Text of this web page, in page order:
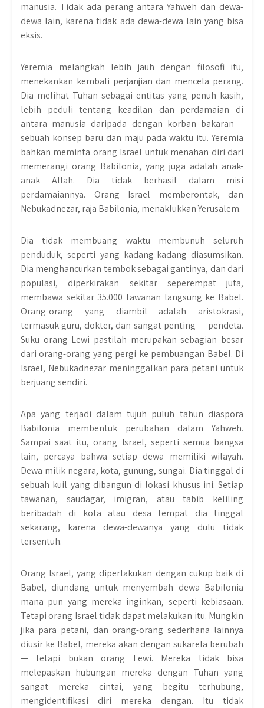
manusia. Tidak ada perang antara Yahweh dan dewa-
dewa lain, karena tidak ada dewa-dewa lain yang bisa
eksis.
Yeremia melangkah lebih jauh dengan filosofi itu,
menekankan kembali perjanjian dan mencela perang.
Dia melihat Tuhan sebagai entitas yang penuh kasih,
lebih peduli tentang keadilan dan perdamaian di
antara manusia daripada dengan korban bakaran –
sebuah konsep baru dan maju pada waktu itu. Yeremia
bahkan meminta orang Israel untuk menahan diri dari
memerangi orang Babilonia, yang juga adalah anak-
anak Allah. Dia tidak berhasil dalam misi
perdamaiannya. Orang Israel memberontak, dan
Nebukadnezar, raja Babilonia, menaklukkan Yerusalem.
Dia tidak membuang waktu membunuh seluruh
penduduk, seperti yang kadang-kadang diasumsikan.
Dia menghancurkan tembok sebagai gantinya, dan dari
populasi, diperkirakan sekitar seperempat juta,
membawa sekitar 35.000 tawanan langsung ke Babel.
Orang-orang yang diambil adalah aristokrasi,
termasuk guru, dokter, dan sangat penting — pendeta.
Suku orang Lewi pastilah merupakan sebagian besar
dari orang-orang yang pergi ke pembuangan Babel. Di
Israel, Nebukadnezar meninggalkan para petani untuk
berjuang sendiri.
Apa yang terjadi dalam tujuh puluh tahun diaspora
Babilonia membentuk perubahan dalam Yahweh.
Sampai saat itu, orang Israel, seperti semua bangsa
lain, percaya bahwa setiap dewa memiliki wilayah.
Dewa milik negara, kota, gunung, sungai. Dia tinggal di
sebuah kuil yang dibangun di lokasi khusus ini. Setiap
tawanan, saudagar, imigran, atau tabib keliling
beribadah di kota atau desa tempat dia tinggal
sekarang, karena dewa-dewanya yang dulu tidak
tersentuh.
Orang Israel, yang diperlakukan dengan cukup baik di
Babel, diundang untuk menyembah dewa Babilonia
mana pun yang mereka inginkan, seperti kebiasaan.
Tetapi orang Israel tidak dapat melakukan itu. Mungkin
jika para petani, dan orang-orang sederhana lainnya
diusir ke Babel, mereka akan dengan sukarela berubah
— tetapi bukan orang Lewi. Mereka tidak bisa
melepaskan hubungan mereka dengan Tuhan yang
sangat mereka cintai, yang begitu terhubung,
mengidentifikasi diri mereka dengan. Itu tidak